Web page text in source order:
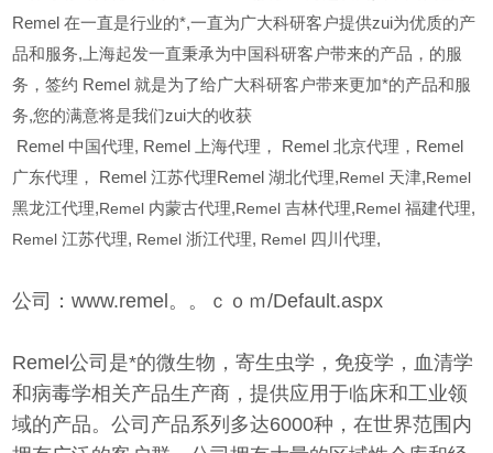
Remel 在一直是行业的*,一直为广大科研客户提供zui为优质的产
品和服务,上海起发一直秉承为中国科研客户带来的产品，的服
务，签约 Remel 就是为了给广大科研客户带来更加*的产品和服
务,您的满意将是我们zui大的收获
Remel中国代理, Remel 上海代理， Remel 北京代理，Remel
广东代理， Remel 江苏代理Remel 湖北代理,Remel 天津,Remel
黑龙江代理,Remel 内蒙古代理,Remel吉林代理,Remel福建代理,
Remel江苏代理, Remel浙江代理, Remel 四川代理,
公司：www.remel。。ｃｏｍ/Default.aspx
Remel公司是*的微生物，寄生虫学，免疫学，血清学
和病毒学相关产品生产商，提供应用于临床和工业领
域的产品。公司产品系列多达6000种，在世界范围内